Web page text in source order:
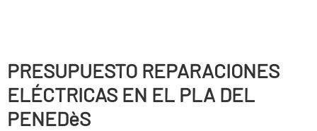
PRESUPUESTO REPARACIONES
ELÉCTRICAS EN EL PLA DEL
PENEDèS